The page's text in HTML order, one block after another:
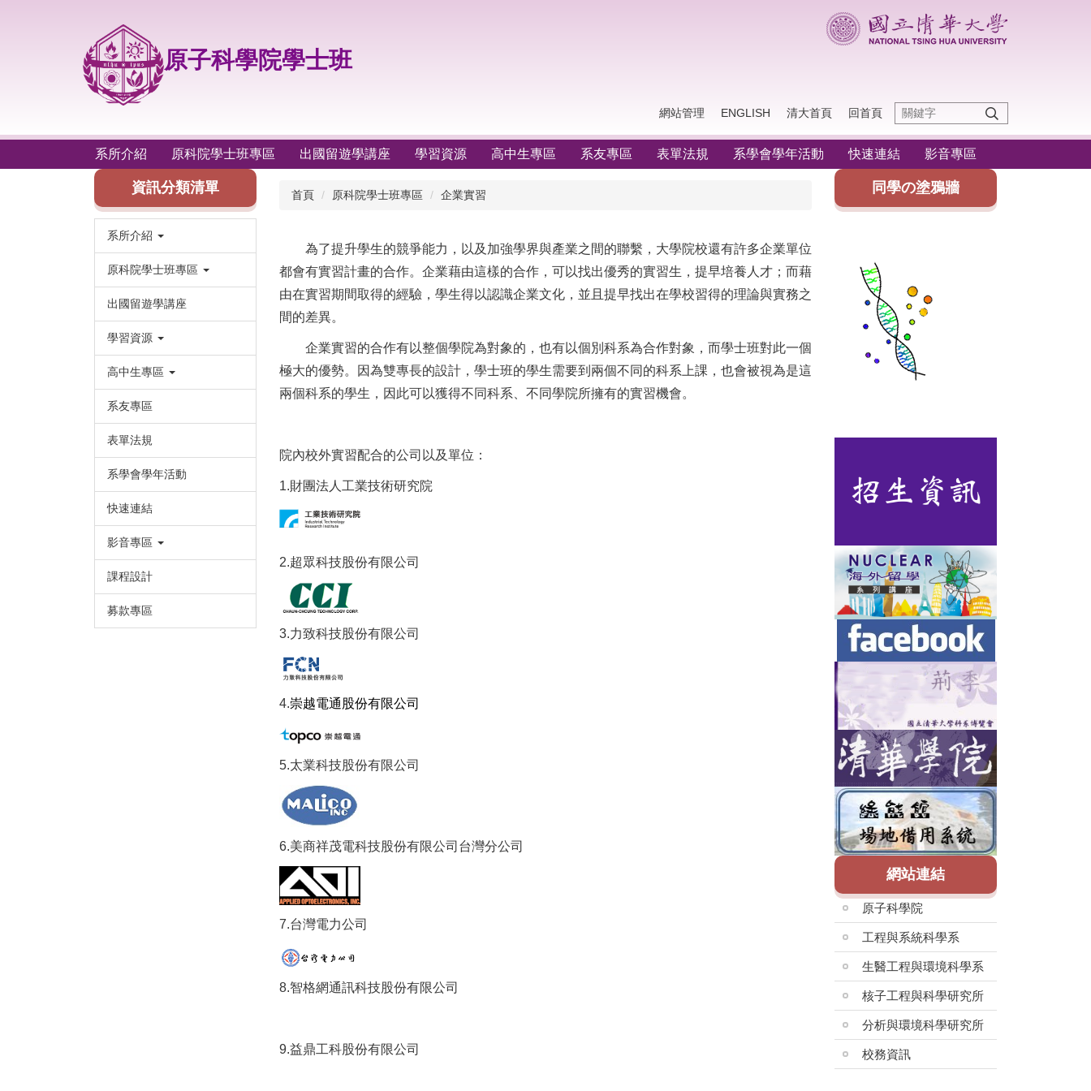
原子科學院學士班
網站管理 ENGLISH 清大首頁 回首頁
系所介紹 原科院學士班專區 出國留遊學講座 學習資源 高中生專區 系友專區 表單法規 系學會學年活動 快速連結 影音專區
資訊分類清單
系所介紹
原科院學士班專區
出國留遊學講座
學習資源
高中生專區
系友專區
表單法規
系學會學年活動
快速連結
影音專區
課程設計
募款專區
首頁 原科院學士班專區 企業實習
為了提升學生的競爭能力，以及加強學界與產業之間的聯繫，大學院校還有許多企業單位
都會有實習計畫的合作。企業藉由這樣的合作，可以找出優秀的實習生，提早培養人才；而藉
由在實習期間取得的經驗，學生得以認識企業文化，並且提早找出在學校習得的理論與實務之
間的差異。
企業實習的合作有以整個學院為對象的，也有以個別科系為合作對象，而學士班對此一個
極大的優勢。因為雙專長的設計，學士班的學生需要到兩個不同的科系上課，也會被視為是這
兩個科系的學生，因此可以獲得不同科系、不同學院所擁有的實習機會。
院內校外實習配合的公司以及單位：
1.財團法人工業技術研究院
2.超眾科技股份有限公司
3.力致科技股份有限公司
4.崇越電通股份有限公司
5.太業科技股份有限公司
6.美商祥茂電科技股份有限公司台灣分公司
7.台灣電力公司
8.智格網通訊科技股份有限公司
9.益鼎工科股份有限公司
同學の塗鴉牆
網站連結
原子科學院
工程與系統科學系
生醫工程與環境科學系
核子工程與科學研究所
分析與環境科學研究所
校務資訊